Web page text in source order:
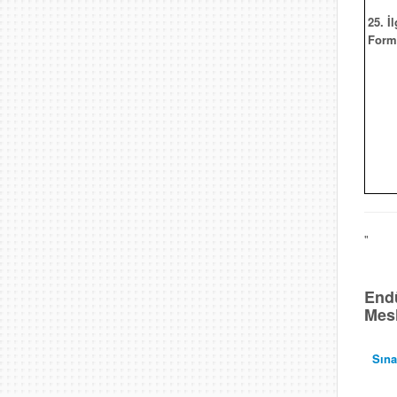
25.
"